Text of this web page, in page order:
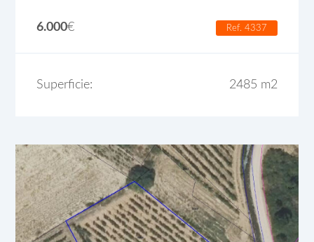
6.000€ Ref. 4337
Superficie: 2485 m2